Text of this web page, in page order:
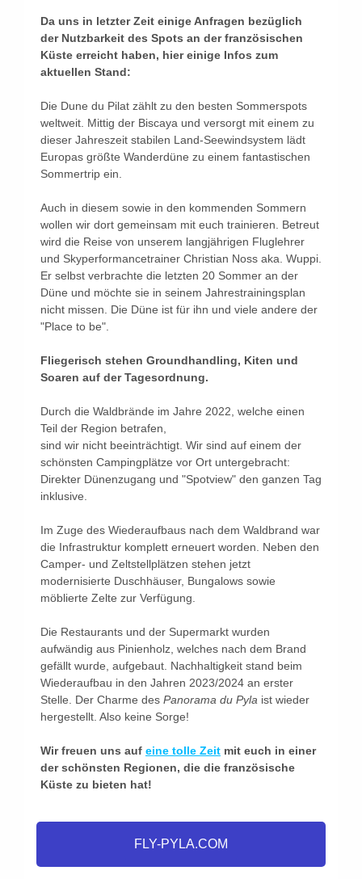
Da uns in letzter Zeit einige Anfragen bezüglich
der Nutzbarkeit des Spots an der französischen
Küste erreicht haben, hier einige Infos zum
aktuellen Stand:
Die Dune du Pilat zählt zu den besten Sommerspots
weltweit. Mittig der Biscaya und versorgt mit einem zu
dieser Jahreszeit stabilen Land-Seewindsystem lädt
Europas größte Wanderdüne zu einem fantastischen
Sommertrip ein.
Auch in diesem sowie in den kommenden Sommern
wollen wir dort gemeinsam mit euch trainieren. Betreut
wird die Reise von unserem langjährigen Fluglehrer
und Skyperformancetrainer Christian Noss aka. Wuppi.
Er selbst verbrachte die letzten 20 Sommer an der
Düne und möchte sie in seinem Jahrestrainingsplan
nicht missen. Die Düne ist für ihn und viele andere der
"Place to be".
Fliegerisch stehen Groundhandling, Kiten und
Soaren auf der Tagesordnung.
Durch die Waldbrände im Jahre 2022, welche einen
Teil der Region betrafen,
sind wir nicht beeinträchtigt. Wir sind auf einem der
schönsten Campingplätze vor Ort untergebracht:
Direkter Dünenzugang und "Spotview" den ganzen Tag
inklusive.
Im Zuge des Wiederaufbaus nach dem Waldbrand war
die Infrastruktur komplett erneuert worden. Neben den
Camper- und Zeltstellplätzen stehen jetzt
modernisierte Duschhäuser, Bungalows sowie
möblierte Zelte zur Verfügung.
Die Restaurants und der Supermarkt wurden
aufwändig aus Pinienholz, welches nach dem Brand
gefällt wurde, aufgebaut. Nachhaltigkeit stand beim
Wiederaufbau in den Jahren 2023/2024 an erster
Stelle. Der Charme des Panorama du Pyla ist wieder
hergestellt. Also keine Sorge!
Wir freuen uns auf eine tolle Zeit mit euch in einer
der schönsten Regionen, die die französische
Küste zu bieten hat!
FLY-PYLA.COM